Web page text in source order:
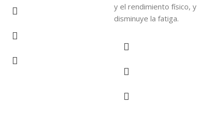
y el rendimiento físico, y
disminuye la fatiga.